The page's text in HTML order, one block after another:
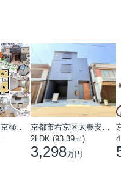
2LDK (93.39㎡)
3,298万円